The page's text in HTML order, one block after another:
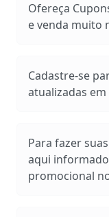
Ofereça
e venda muito
Cadastre-se
atualizadas em
Para fazer
aqui
promocional